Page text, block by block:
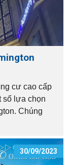
cư cao cấp
số lựa chọn
Chúng
30/09/2023